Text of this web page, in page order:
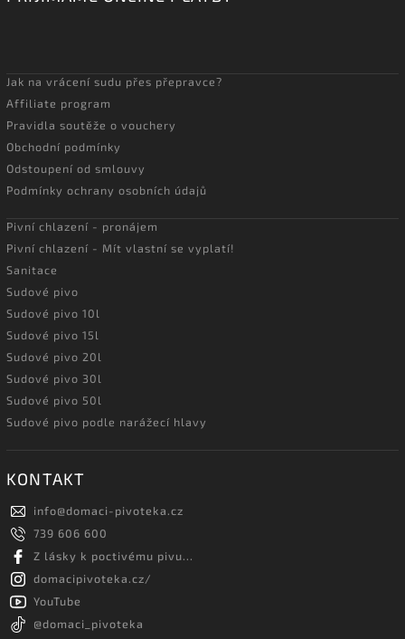
Jak na vrácení sudu přes přepravce?
Affiliate program
Pravidla soutěže o vouchery
Obchodní podmínky
Odstoupení od smlouvy
Podmínky ochrany osobních údajů
Pivní chlazení - pronájem
Pivní chlazení - Mít vlastní se vyplatí!
Sanitace
Sudové pivo
Sudové pivo 10l
Sudové pivo 15l
Sudové pivo 20l
Sudové pivo 30l
Sudové pivo 50l
Sudové pivo podle narážecí hlavy
KONTAKT
info@domaci-pivoteka.cz
739 606 600
Z lásky k poctivému pivu...
domacipivoteka.cz/
YouTube
@domaci_pivoteka